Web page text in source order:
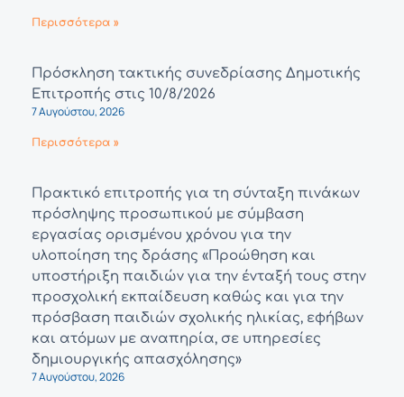
Περισσότερα »
Πρόσκληση τακτικής συνεδρίασης Δημοτικής
Επιτροπής στις 10/8/2026
7 Αυγούστου, 2026
Περισσότερα »
Πρακτικό επιτροπής για τη σύνταξη πινάκων
πρόσληψης προσωπικού με σύμβαση
εργασίας ορισμένου χρόνου για την
υλοποίηση της δράσης «Προώθηση και
υποστήριξη παιδιών για την ένταξή τους στην
προσχολική εκπαίδευση καθώς και για την
πρόσβαση παιδιών σχολικής ηλικίας, εφήβων
και ατόμων με αναπηρία, σε υπηρεσίες
δημιουργικής απασχόλησης»
7 Αυγούστου, 2026